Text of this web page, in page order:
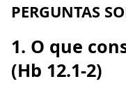
PERGUNTAS
1. O que
(Hb 12.1-2)